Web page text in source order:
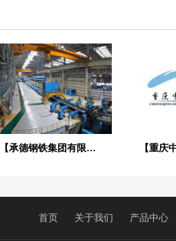
【承德钢铁集团有限公司连铸车间震动平台】橡胶接头合同
首页 关于我们 产品中心